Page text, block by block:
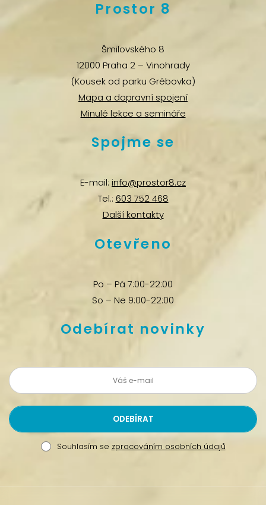
Prostor 8
Šmilovského 8
12000 Praha 2 – Vinohrady
(Kousek od parku Grébovka)
Mapa a dopravní spojení
Minulé lekce a semináře
Spojme se
E-mail: info@prostor8.cz
Tel.: 603 752 468
Další kontakty
Otevřeno
Po – Pá 7:00-22:00
So – Ne 9:00-22:00
Odebírat novinky
Souhlasím se zpracováním osobních údajů